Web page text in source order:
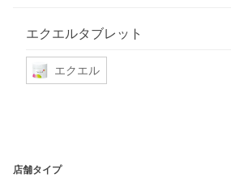
エクエルタブレット
エクエル
店舗タイプ